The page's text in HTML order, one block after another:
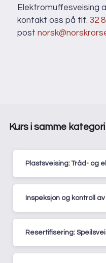
Elektromuffesveising
kontakt oss på tlf.32
post
Kurs i samme kategori
Plastsveising: Tråd- og
Inspeksjon og kontroll
Resertifisering: